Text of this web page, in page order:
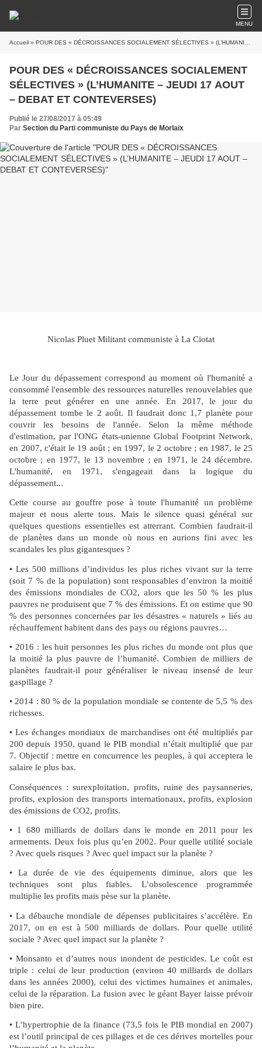
MENU
Accueil » POUR DES « DÉCROISSANCES SOCIALEMENT SÉLECTIVES » (L’HUMANITE – JEUDI 17 AOUT – DEBAT ET CONTEVERSES)
POUR DES « DÉCROISSANCES SOCIALEMENT
SÉLECTIVES » (L’HUMANITE – JEUDI 17 AOUT
– DEBAT ET CONTEVERSES)
Publié le 27/08/2017 à 05:49
Par Section du Parti communiste du Pays de Morlaix
Nicolas Pluet Militant communiste à La Ciotat
Le Jour du dépassement correspond au moment où l'humanité a
consommé l'ensemble des ressources naturelles renouvelables que
la terre peut générer en une année. En 2017, le jour du
dépassement tombe le 2 août. Il faudrait donc 1,7 planète pour
couvrir les besoins de l'année. Selon la même méthode
d'estimation, par l'ONG états-unienne Global Footprint Network,
en 2007, c'était le 19 août ; en 1997, le 2 octobre ; en 1987, le 25
octobre ; en 1977, le 13 novembre ; en 1971, le 24 décembre.
L'humanité, en 1971, s'engageait dans la logique du
dépassement...
Cette course au gouffre pose à toute l'humanité un problème
majeur et nous alerte tous. Mais le silence quasi général sur
quelques questions essentielles est atterrant. Combien faudrait-il
de planètes dans un monde où nous en aurions fini avec les
scandales les plus gigantesques ?
• Les 500 millions d’individus les plus riches vivant sur la terre
(soit 7 % de la population) sont responsables d’environ la moitié
des émissions mondiales de CO2, alors que les 50 % les plus
pauvres ne produisent que 7 % des émissions. Et on estime que 90
% des personnes concernées par les désastres « naturels » liés au
réchauffement habitent dans des pays ou régions pauvres…
• 2016 : les huit personnes les plus riches du monde ont plus que
la moitié la plus pauvre de l’humanité. Combien de milliers de
planètes faudrait-il pour généraliser le niveau insensé de leur
gaspillage ?
• 2014 : 80 % de la population mondiale se contente de 5,5 % des
richesses.
• Les échanges mondiaux de marchandises ont été multipliés par
200 depuis 1950, quand le PIB mondial n’était multiplié que par
7. Objectif : mettre en concurrence les peuples, à qui acceptera le
salaire le plus bas.
Conséquences : surexploitation, profits, ruine des paysanneries,
profits, explosion des transports internationaux, profits, explosion
des émissions de CO2, profits.
• 1 680 milliards de dollars dans le monde en 2011 pour les
armements. Deux fois plus qu’en 2002. Pour quelle utilité sociale
? Avec quels risques ? Avec quel impact sur la planète ?
• La durée de vie des équipements diminue, alors que les
techniques sont plus fiables. L’obsolescence programmée
multiplie les profits mais pèse sur la planète.
• La débauche mondiale de dépenses publicitaires s’accélère. En
2017, on en est à 500 milliards de dollars. Pour quelle utilité
sociale ? Avec quel impact sur la planète ?
• Monsanto et d’autres nous inondent de pesticides. Le coût est
triple : celui de leur production (environ 40 milliards de dollars
dans les années 2000), celui des victimes humaines et animales,
celui de la réparation. La fusion avec le géant Bayer laisse prévoir
bien pire.
• L’hypertrophie de la finance (73,5 fois le PIB mondial en 2007)
est l’outil principal de ces pillages et de ces dérives mortelles pour